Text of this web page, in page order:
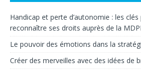
Handicap et perte d’autonomie : les
reconnaître ses droits auprès de la
Le pouvoir des émotions dans la
Créer des merveilles avec des idées de